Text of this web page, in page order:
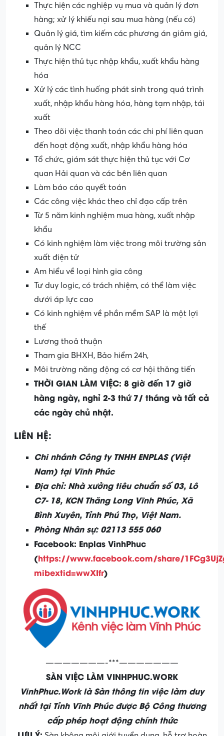
Thực hiện các nghiệp vụ mua và quản lý đơn
hàng; xử lý khiếu nại sau mua hàng (nếu có)
Quản lý giá, tìm kiếm các phương án giảm giá,
quản lý NCC
Thực hiện thủ tục nhập khẩu, xuất khẩu hàng
hóa
Xử lý các tình huống phát sinh trong quá trình
xuất, nhập khẩu hàng hóa, hàng tạm nhập, tái
xuất
Theo dõi việc thanh toán các chi phí liên quan
đến hoạt động xuất, nhập khẩu hàng hóa
Tổ chức, giám sát thực hiện thủ tục với Cơ
quan Hải quan và các bên liên quan
Làm báo cáo quyết toán
Các công việc khác theo chỉ đạo cấp trên
Từ 5 năm kinh nghiệm mua hàng, xuất nhập
khẩu
Có kinh nghiệm làm việc trong môi trường sản
xuất điện tử
Am hiểu về loại hình gia công
Tư duy logic, có trách nhiệm, có thể làm việc
dưới áp lực cao
Có kinh nghiệm về phần mềm SAP là một lợi
thế
Lương thoả thuận
Tham gia BHXH, Bảo hiểm 24h,
Môi trường năng động có cơ hội thăng tiến
THỜI GIAN LÀM VIỆC: 8 giờ đến 17 giờ
hàng ngày, nghỉ 2-3 thứ 7/ tháng và tất cả
các ngày chủ nhật.
LIÊN HỆ:
Chi nhánh Công ty TNHH ENPLAS (Việt
Nam) tại Vĩnh Phúc
Địa chỉ: Nhà xưởng tiêu chuẩn số 03, Lô
C7- 18, KCN Thăng Long Vĩnh Phúc, Xã
Bình Xuyên, Tỉnh Phú Thọ, Việt Nam.
Phòng Nhân sự: 02113 555 060
Facebook: Enplas VinhPhuc
(https://www.facebook.com/share/
mibextid=wwXIfr)
———————-***———————
SÀN VIỆC LÀM VINHPHUC.WORK
VinhPhuc.Work là Sàn thông tin việc làm duy
nhất tại Tỉnh Vĩnh Phúc được Bộ Công thương
cấp phép hoạt động chính thức